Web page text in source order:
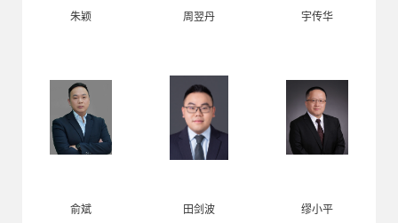
朱颖 周翌丹 宇传华
俞斌 田剑波 缪小平